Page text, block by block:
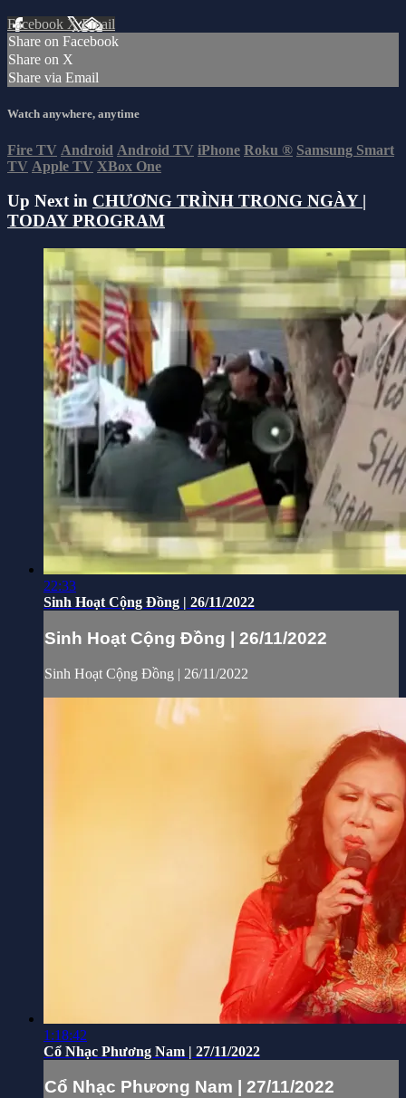
Facebook XEmail
Share on Facebook
Share on X
Share via Email
Watch anywhere, anytime
Fire TV Android Android TV iPhone Roku ® Samsung Smart
TV Apple TV XBox One
Up Next in CHƯƠNG TRÌNH TRONG NGÀY |
TODAY PROGRAM
22:33
Sinh Hoạt Cộng Đồng | 26/11/2022
Sinh Hoạt Cộng Đồng | 26/11/2022
Sinh Hoạt Cộng Đồng | 26/11/2022
1:18:42
Cổ Nhạc Phương Nam | 27/11/2022
Cổ Nhạc Phương Nam | 27/11/2022